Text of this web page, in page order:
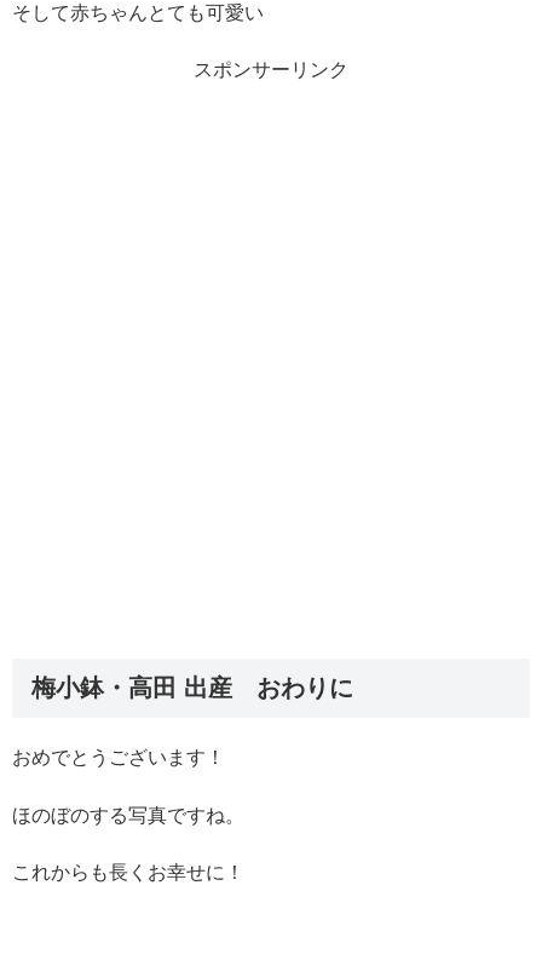
そして赤ちゃんとても可愛い
スポンサーリンク
梅小鉢・高田 出産 おわりに
おめでとうございます！
ほのぼのする写真ですね。
これからも長くお幸せに！